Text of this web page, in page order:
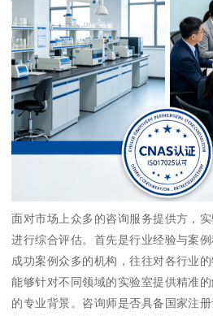
面对市场上众多的咨询服务提供方，
进行综合评估。首先是行业经验与案例
成功案例众多的机构，往往对各行业
能够针对不同领域的实验室提供精准
的专业背景。咨询师是否具备国家注